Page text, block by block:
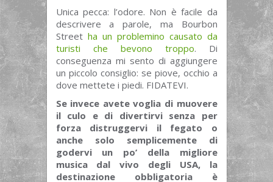
Unica pecca: l’odore. Non è facile da
descrivere a parole, ma Bourbon
Street ha un problemino causato da
turisti che bevono troppo. Di
conseguenza mi sento di aggiungere
un piccolo consiglio: se piove, occhio a
dove mettete i piedi. FIDATEVI.
Se invece avete voglia di muovere
il culo e di divertirvi senza per
forza distruggervi il fegato o
anche solo semplicemente di
godervi un po’ della migliore
musica dal vivo degli USA, la
destinazione obbligatoria è